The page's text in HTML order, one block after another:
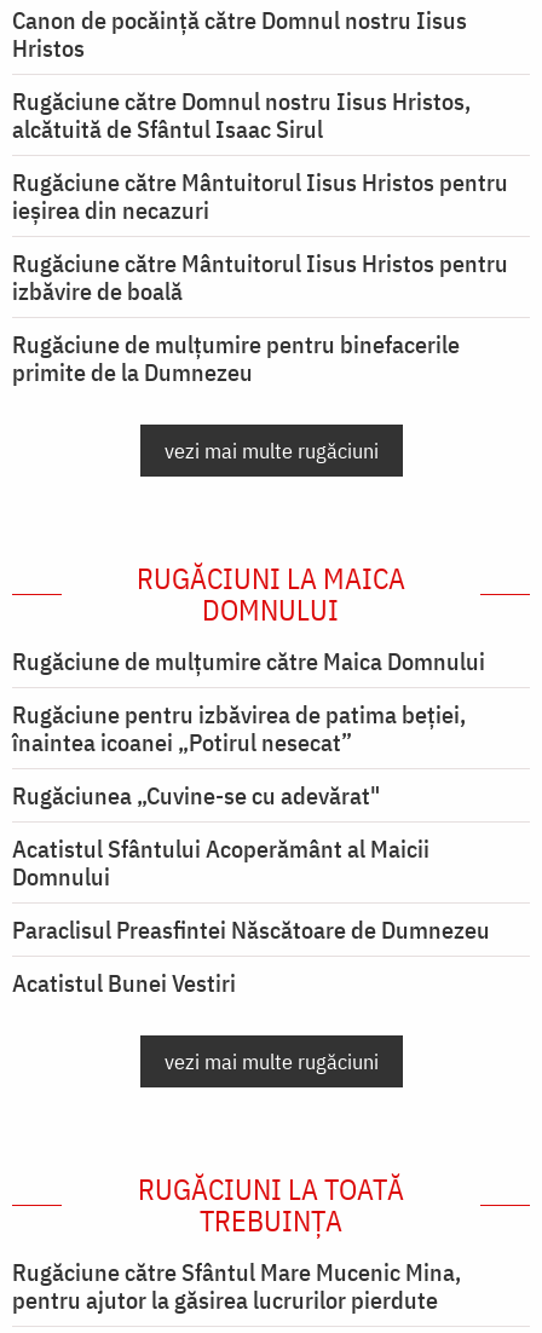
Canon de pocăință către Domnul nostru Iisus
Hristos
Rugăciune către Domnul nostru Iisus Hristos,
alcătuită de Sfântul Isaac Sirul
Rugăciune către Mântuitorul Iisus Hristos pentru
ieşirea din necazuri
Rugăciune către Mântuitorul Iisus Hristos pentru
izbăvire de boală
Rugăciune de mulțumire pentru binefacerile
primite de la Dumnezeu
vezi mai multe rugăciuni
RUGĂCIUNI LA MAICA
DOMNULUI
Rugăciune de mulţumire către Maica Domnului
Rugăciune pentru izbăvirea de patima beției,
înaintea icoanei „Potirul nesecat”
Rugăciunea „Cuvine-se cu adevărat"
Acatistul Sfântului Acoperământ al Maicii
Domnului
Paraclisul Preasfintei Născătoare de Dumnezeu
Acatistul Bunei Vestiri
vezi mai multe rugăciuni
RUGĂCIUNI LA TOATĂ
TREBUINȚA
Rugăciune către Sfântul Mare Mucenic Mina,
pentru ajutor la găsirea lucrurilor pierdute